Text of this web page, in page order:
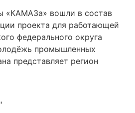
«КАМАЗа» вошли в состав
проекта для работающей
федерального округа
промышленных
представляет регион